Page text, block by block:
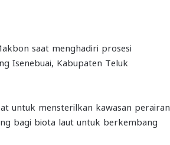
saat menghadiri prosesi
Isenebuai, Kabupaten Teluk
untuk mensterilkan kawasan perairan
bagi biota laut untuk berkembang